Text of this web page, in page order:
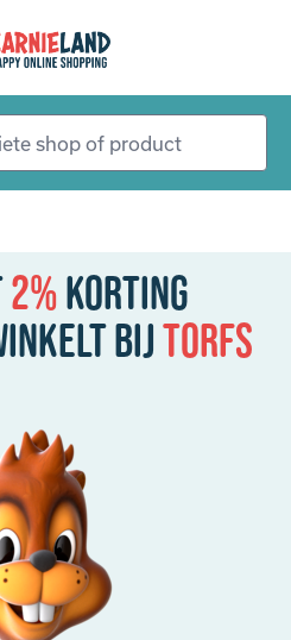
2%korting
bijTorfs